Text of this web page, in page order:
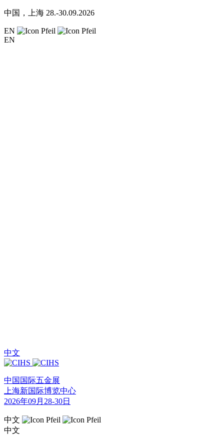
中国，上海 28.-30.09.2026
EN
EN
中文
中国国际五金展
上海新国际博览中心
2026年09月28-30日
中文
中文